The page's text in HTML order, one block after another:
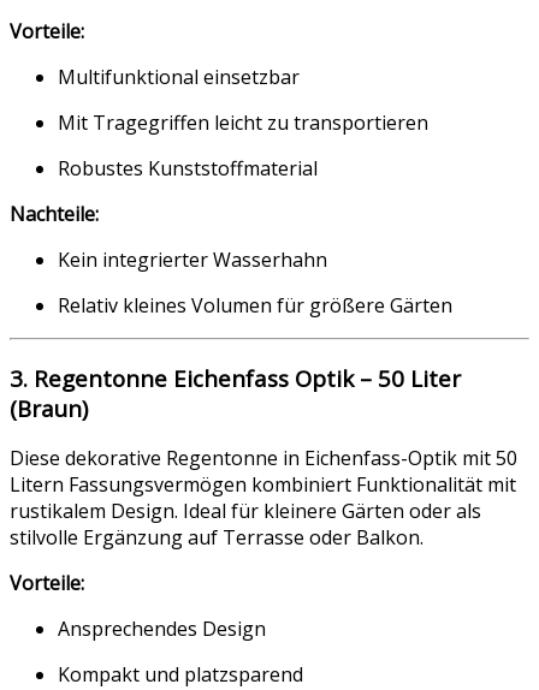
Vorteile:
Multifunktional einsetzbar
Mit Tragegriffen leicht zu transportieren
Robustes Kunststoffmaterial
Nachteile:
Kein integrierter Wasserhahn
Relativ kleines Volumen für größere Gärten
3. Regentonne Eichenfass Optik – 50 Liter
(Braun)
Diese dekorative Regentonne in Eichenfass-Optik mit 50
Litern Fassungsvermögen kombiniert Funktionalität mit
rustikalem Design. Ideal für kleinere Gärten oder als
stilvolle Ergänzung auf Terrasse oder Balkon.
Vorteile:
Ansprechendes Design
Kompakt und platzsparend